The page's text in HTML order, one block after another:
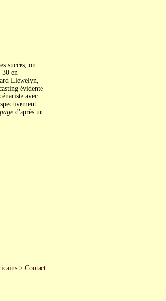
succès, on
30 en
Llewelyn,
évidente
avec
d'après un
> Contact